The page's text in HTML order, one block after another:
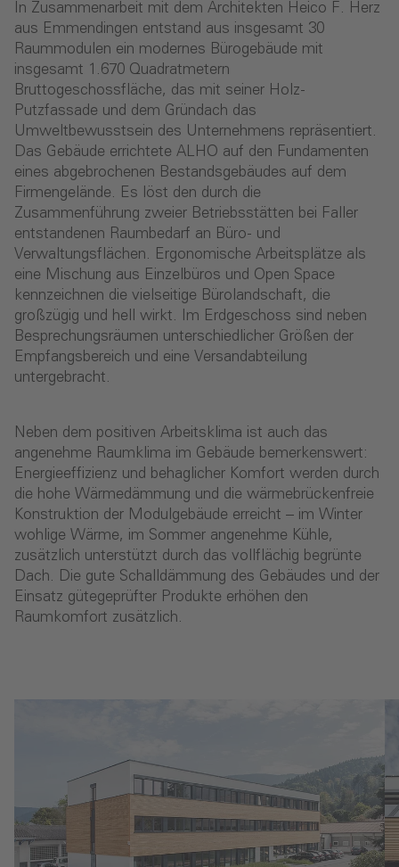
In Zusammenarbeit mit dem Architekten Heico F. Herz
aus Emmendingen entstand aus insgesamt 30
Raummodulen ein modernes Bürogebäude mit
insgesamt 1.670 Quadratmetern
Bruttogeschossfläche, das mit seiner Holz-
Putzfassade und dem Gründach das
Umweltbewusstsein des Unternehmens repräsentiert.
Das Gebäude errichtete ALHO auf den Fundamenten
eines abgebrochenen Bestandsgebäudes auf dem
Firmengelände. Es löst den durch die
Zusammenführung zweier Betriebsstätten bei Faller
entstandenen Raumbedarf an Büro- und
Verwaltungsflächen. Ergonomische Arbeitsplätze als
eine Mischung aus Einzelbüros und Open Space
kennzeichnen die vielseitige Bürolandschaft, die
großzügig und hell wirkt. Im Erdgeschoss sind neben
Besprechungsräumen unterschiedlicher Größen der
Empfangsbereich und eine Versandabteilung
untergebracht.
Neben dem positiven Arbeitsklima ist auch das
angenehme Raumklima im Gebäude bemerkenswert:
Energieeffizienz und behaglicher Komfort werden durch
die hohe Wärmedämmung und die wärmebrückenfreie
Konstruktion der Modulgebäude erreicht – im Winter
wohlige Wärme, im Sommer angenehme Kühle,
zusätzlich unterstützt durch das vollflächig begrünte
Dach. Die gute Schalldämmung des Gebäudes und der
Einsatz gütegeprüfter Produkte erhöhen den
Raumkomfort zusätzlich.